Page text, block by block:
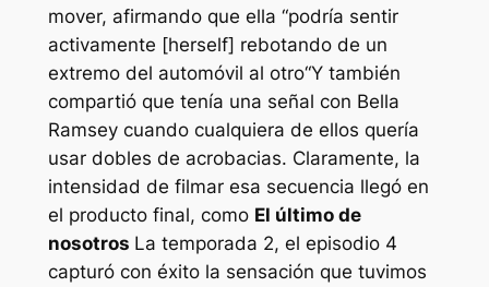
mover, afirmando que ella “podría sentir
activamente [herself] rebotando de un
extremo del automóvil al otro“Y también
compartió que tenía una señal con Bella
Ramsey cuando cualquiera de ellos quería
usar dobles de acrobacias. Claramente, la
intensidad de filmar esa secuencia llegó en
el producto final, como El último de
nosotros La temporada 2, el episodio 4
capturó con éxito la sensación que tuvimos